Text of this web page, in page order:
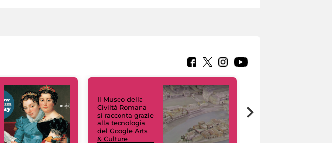
Il Museo della
Civiltà Romana
si racconta grazie
alla tecnologia
del Google Arts
& Culture